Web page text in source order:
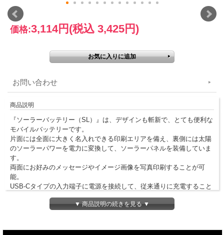
価格:3,114円 (税込 3,425円)
お問い合わせ
商品説明
『ソーラーバッテリー（SL）』は、デザインも斬新で、とても便利な
モバイルバッテリーです。
片面には全面に大きく名入れできる印刷エリアを備え、裏側には太陽
のソーラーパワーを電力に変換して、ソーラーパネルを装備していま
す。
両面にお好みのメッセージやイメージ画像を写真印刷することが可
能。
USB-Cタイプの入力端子に電源を接続して、従来通りに充電すること
PSE技術基準に適合しています。
見積りフォーム”から、ご希望の数量（10個以上）をご指示くださ
▼ 商品説明の続きを見る ▼